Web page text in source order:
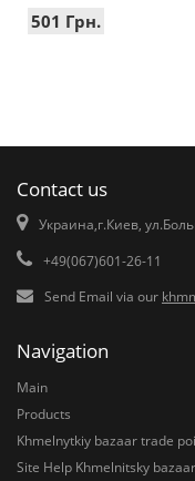
501 Грн.
Contact us
Украина,г.Киев,
+49(067)601-26-11
Send Email via our
Navigation
Main
Products
Khmelnytkiy bazaar trade
Site Help Khmelnitsky